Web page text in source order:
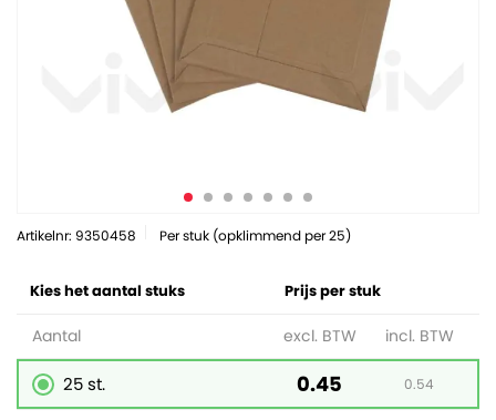
Artikelnr: 9350458 Per stuk (opklimmend per 25)
Kies het aantal stuks Prijs per stuk
Aantal excl. BTW incl. BTW
25 st. 0.45 0.54